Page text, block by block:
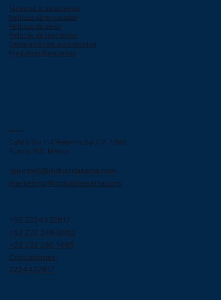
Términos & condiciones
Póliticas de privacidad
Políticas de envío
Políticas de reembolso
Declaración de accesibilidad
Preguntas frecuentes
Ubicación
Calle 6 Sur 114, Reforma Sur C.P. 72160
Puebla, PUE. México
gourmet@industriasarra.com
marketing@industriasarra.com
+52 2224422817
+52 222 248 0653
+52 222 230 1485
Cotizaciones:
2224422817